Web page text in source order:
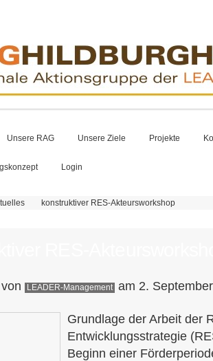
Unsere RAG Unsere Ziele Projekte
Login
konstruktiver RES-Akteursworkshop
LEADER-Management am 2.
Grundlage der Arbeit der
Entwicklungsstrategie
Beginn einer